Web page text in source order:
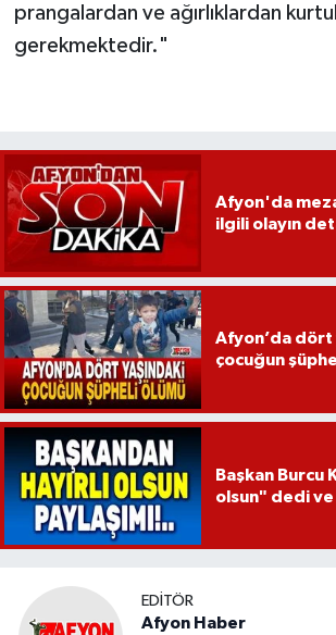
prangalardan ve ağırlıklardan
gerekmektedir."
Afyon'da
ilgili olayın
Afyon’da dört
çocuğun
Başkan Burcu
olsun" dedi ve
EDITÖR
Afyon Haber